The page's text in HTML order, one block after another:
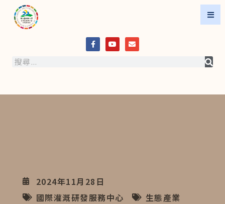
2024年11月28日
國際灌溉研發服務中心
生態產業